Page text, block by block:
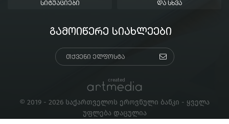
ᲡᲘᲢᲣᲐᲪᲘᲔᲑᲘ
ᲓᲐ ᲡᲮᲕᲐ
ᲒᲐᲛᲝᲘᲬᲔᲠᲔ ᲡᲘᲐᲮᲚᲔᲔᲑᲘ
created
© 2019 - 2026 საქართველოს ეროვნული ბანკი - ყველა
უფლება დაცულია